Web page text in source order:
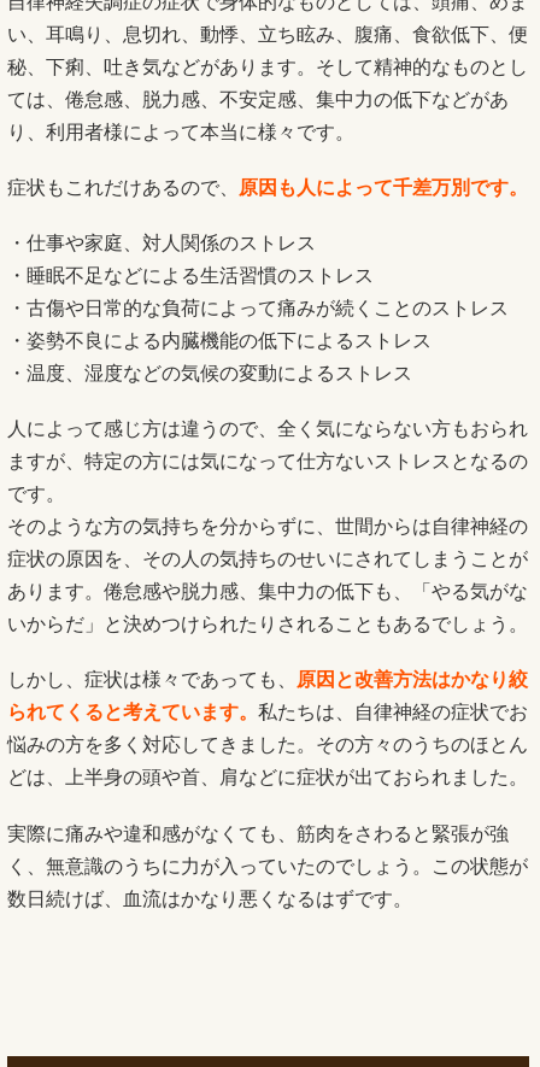
い、耳鳴り、息切れ、動悸、立ち眩み、腹痛、食欲低下、便
秘、下痢、吐き気などがあります。そして精神的なものとし
ては、倦怠感、脱力感、不安定感、集中力の低下などがあ
り、利用者様によって本当に様々です。
症状もこれだけあるので、 原因も人によって千差万別です。
・仕事や家庭、対人関係のストレス
・睡眠不足などによる生活習慣のストレス
・古傷や日常的な負荷によって痛みが続くことのストレス
・姿勢不良による内臓機能の低下によるストレス
・温度、湿度などの気候の変動によるストレス
人によって感じ方は違うので、全く気にならない方もおられ
ますが、特定の方には気になって仕方ないストレスとなるの
です。
そのような方の気持ちを分からずに、世間からは自律神経の
症状の原因を、その人の気持ちのせいにされてしまうことが
あります。倦怠感や脱力感、集中力の低下も、「やる気がな
いからだ」と決めつけられたりされることもあるでしょう。
しかし、症状は様々であっても、
原因と改善方法はかなり絞
られてくると考えています。 私たちは、自律神経の症状でお
悩みの方を多く対応してきました。その方々のうちのほとん
どは、上半身の頭や首、肩などに症状が出ておられました。
実際に痛みや違和感がなくても、筋肉をさわると緊張が強
く、無意識のうちに力が入っていたのでしょう。この状態が
数日続けば、血流はかなり悪くなるはずです。